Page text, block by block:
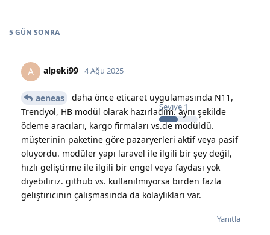
5 GÜN SONRA
A alpeki99
Seviye 1
4 Ağu 2025
aeneas
daha önce eticaret uygulamasında N11,
Trendyol, HB modül olarak hazırladım. aynı şekilde
ödeme aracıları, kargo firmaları vs.de modüldü.
müşterinin paketine göre pazaryerleri aktif veya pasif
oluyordu. modüler yapı laravel ile ilgili bir şey değil,
hızlı geliştirme ile ilgili bir engel veya faydası yok
diyebiliriz. github vs. kullanılmıyorsa birden fazla
geliştiricinin çalışmasında da kolaylıkları var.
Yanıtla